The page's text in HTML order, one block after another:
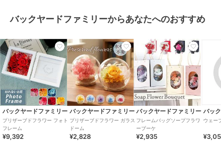
[縦]約15cm／[横]約11cm／[奥行]約7cm
表記サイズとは多少の誤差が生じる場合がございます。あらかじめご
了承ください。
【重量】
約452g
【注意点】
お取り扱いの際は、商品やパッケージなどに記載されている品質表
示、アテンションタグ、ご使用上の注意事項などを必ずご確認下さ
い。
本来の目的以外にはご使用にならないで下さい。
カメラやモニターの性質により、画像と実物の色の違いがある場合が
ございますのでご理解願います。
バックヤードファミリーからあなたへのおすすめ
バックヤードファミリー
プリザーブドフラワー フォト
フレーム
¥9,392
バックヤードファミリー
プリザーブドフラワー ガラス
ドーム
¥2,828
バックヤードファミリー
フレームバッグソープフラワ
ーブーケ
¥2,935
バッ
ウェー